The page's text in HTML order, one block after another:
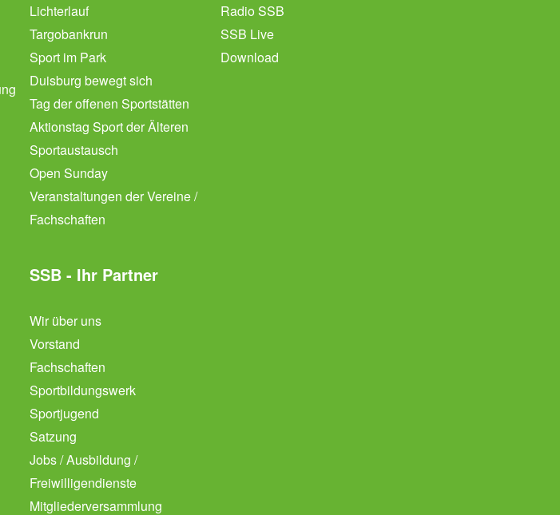
Lichterlauf
Targobankrun
Sport im Park
Duisburg bewegt sich
Tag der offenen Sportstätten
Aktionstag Sport der Älteren
Sportaustausch
Open Sunday
Veranstaltungen der Vereine /
Fachschaften
SSB - Ihr Partner
Wir über uns
Vorstand
Fachschaften
Sportbildungswerk
Sportjugend
Satzung
Jobs / Ausbildung /
Freiwilligendienste
Mitgliederversammlung
Radio SSB
SSB Live
Download